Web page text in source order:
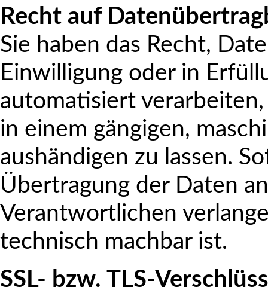
Recht auf
Sie haben das Recht,
Einwilligung oder in
automatisiert
in einem gängigen,
aushändigen zu lassen.
Übertragung der Daten
Verantwortlichen
technisch machbar ist.
SSL- bzw. TLS-